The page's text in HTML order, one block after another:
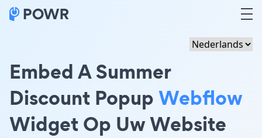
Embed A Summer
Discount PopupWebflow
Widget Op Uw Website